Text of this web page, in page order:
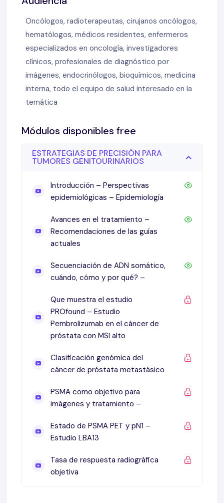
Oncólogos, radioterapeutas, cirujanos oncólogos,
hematólogos, médicos residentes, enfermeros
especializados en oncología, investigadores
clínicos, profesionales de diagnóstico por
imágenes, endocrinólogos, bioquímicos, medicina
interna, todo el equipo de salud interesado en la
temática
Módulos disponibles free
ESTRATEGIAS DE PRECISIÓN PARA
TUMORES GENITOURINARIOS
Introducción – Perspectivas
epidemiológicas – Epidemiología
Avances en el tratamiento –
Recomendaciones de las guías
actuales
Secuenciación de ADN somático,
cuándo, cómo y por qué? –
Que muestra el estudio
PROfound – Estudio
Pembrolizumab en el cáncer de
próstata con MSI alto
Clasificación genómica del
cáncer de próstata metastásico
PSMA como objetivo para
imágenes y tratamiento –
Estado de PSMA PET y pN1 –
Estudio LBA13
Tasa de respuesta radiográfica
objetiva